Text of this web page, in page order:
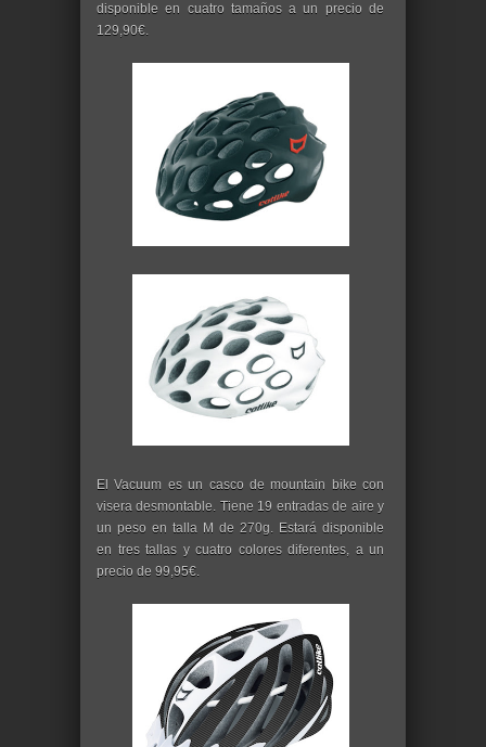
disponible en cuatro tamaños a un precio de
129,90€.
El Vacuum es un casco de mountain bike con
visera desmontable. Tiene 19 entradas de aire y
un peso en talla M de 270g. Estará disponible
en tres tallas y cuatro colores diferentes, a un
precio de 99,95€.